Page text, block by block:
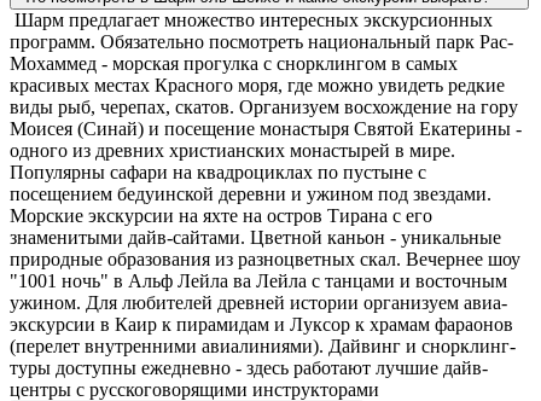
Шарм предлагает множество интересных экскурсионных
программ. Обязательно посмотреть национальный парк Рас-
Мохаммед - морская прогулка с снорклингом в самых
красивых местах Красного моря, где можно увидеть редкие
виды рыб, черепах, скатов. Организуем восхождение на гору
Моисея (Синай) и посещение монастыря Святой Екатерины -
одного из древних христианских монастырей в мире.
Популярны сафари на квадроциклах по пустыне с
посещением бедуинской деревни и ужином под звездами.
Морские экскурсии на яхте на остров Тирана с его
знаменитыми дайв-сайтами. Цветной каньон - уникальные
природные образования из разноцветных скал. Вечернее шоу
"1001 ночь" в Альф Лейла ва Лейла с танцами и восточным
ужином. Для любителей древней истории организуем авиа-
экскурсии в Каир к пирамидам и Луксор к храмам фараонов
(перелет внутренними авиалиниями). Дайвинг и снорклинг-
туры доступны ежедневно - здесь работают лучшие дайв-
центры с русскоговорящими инструкторами